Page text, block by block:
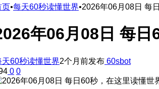
页•每天60秒读懂世界•2026年06月08日 每
年06月08日 每日
天60秒读懂世界2个月前发布 60sbot
0 0